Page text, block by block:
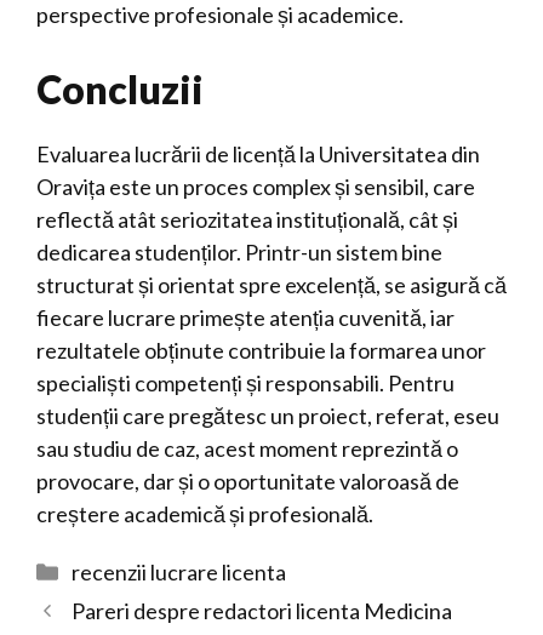
perspective profesionale și academice.
Concluzii
Evaluarea lucrării de licență la Universitatea din
Oravița este un proces complex și sensibil, care
reflectă atât seriozitatea instituțională, cât și
dedicarea studenților. Printr-un sistem bine
structurat și orientat spre excelență, se asigură că
fiecare lucrare primește atenția cuvenită, iar
rezultatele obținute contribuie la formarea unor
specialiști competenți și responsabili. Pentru
studenții care pregătesc un proiect, referat, eseu
sau studiu de caz, acest moment reprezintă o
provocare, dar și o oportunitate valoroasă de
creștere academică și profesională.
Categorii
recenzii lucrare licenta
Pareri despre redactori licenta Medicina